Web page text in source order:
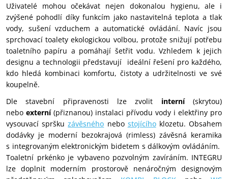
Uživatelé mohou očekávat nejen dokonalou hygienu, ale i
zvýšené pohodlí díky funkcím jako nastavitelná teplota a tlak
vody, sušení vzduchem a automatické ovládání. Navíc jsou
sprchovací toalety ekologickou volbou, protože snižují potřebu
toaletního papíru a pomáhají šetřit vodu. Vzhledem k jejich
designu a technologii představují ideální řešení pro každého,
kdo hledá kombinaci komfortu, čistoty a udržitelnosti ve své
koupelně.
Dle stavební připravenosti lze zvolit interní(skrytou)
nebo externí(přiznanou) instalaci přívodu vody i elektřiny pro
vysouvací sprškuzávěsného nebo stojícíhoklozetu.Obsahem
dodávky je moderní bezokrajová (rimless) závěsná keramika
s integrovaným elektronickým bidetem s dálkovým ovládáním.
Toaletní prkénko je vybaveno pozvolným zavíráním. INTEGRU
lze doplnit moderním prostorově nenáročným designovým